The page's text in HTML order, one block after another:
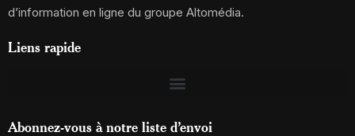
d’information en ligne du groupe Altomédia.
Liens rapide
Abonnez-vous à notre liste d’envoi